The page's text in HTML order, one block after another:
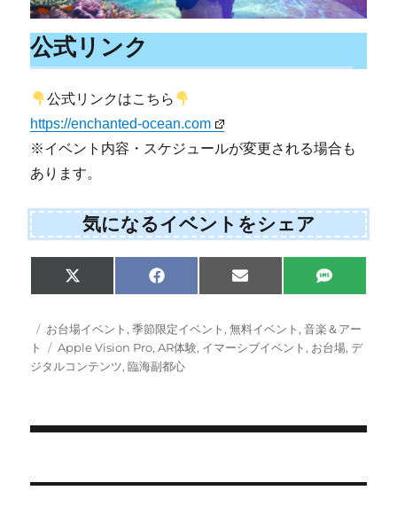
公式リンク
公式リンクはこちら
https://enchanted-ocean.com
※イベント内容・スケジュールが変更される場合も
あります。
気になるイベントをシェア
Share
on
X
(
w
i
t
t
Share
on
F
a
e
b
o
o
Share
on
E
m
i
l
Share
on
S
M
投
稿
日:
カ
テ
ゴ
お台場イベント,季節限定イベント,無料イベント,音楽＆アー
ト
タ
グ
Apple Vision Pro,AR体験, イマーシブイベント, お台場,デ
ジタルコンテンツ,臨海副都心
稿